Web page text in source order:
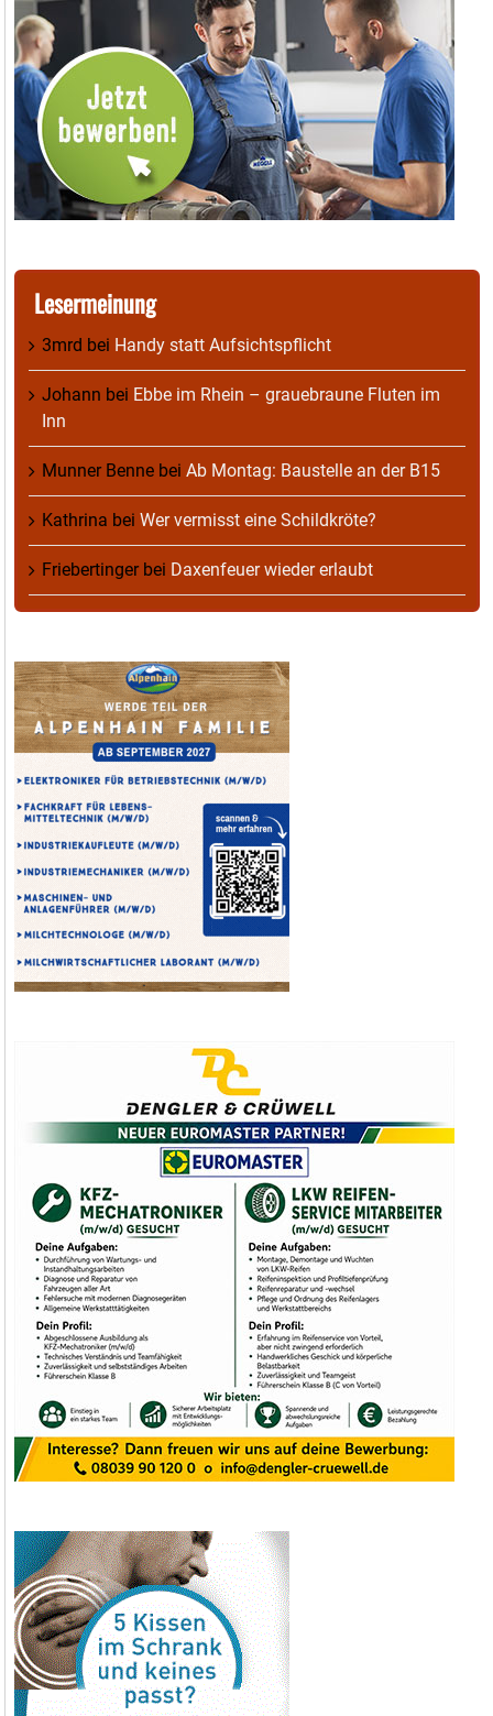
Lesermeinung
3mrd bei Handy statt Aufsichtspflicht
Johann bei Ebbe im Rhein – grauebraune Fluten im
Inn
Munner Benne bei Ab Montag: Baustelle an der B15
Kathrina bei Wer vermisst eine Schildkröte?
Friebertingerbei Daxenfeuer wieder erlaubt